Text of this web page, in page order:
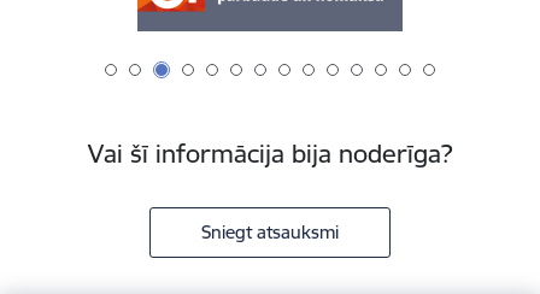
Vai šī informācija bija noderīga?
Sniegt atsauksmi